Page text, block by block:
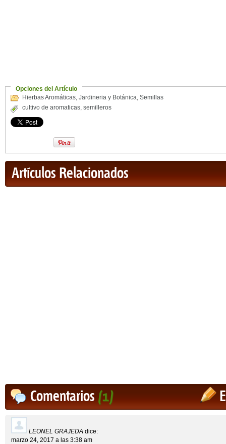
Opciones del Artículo
Hierbas Aromáticas, Jardineria y Botánica, Semillas
cultivo de aromaticas, semilleros
Artículos Relacionados
Comentarios(1)
LEONEL GRAJEDA dice:
marzo 24, 2017 a las 3:38 am